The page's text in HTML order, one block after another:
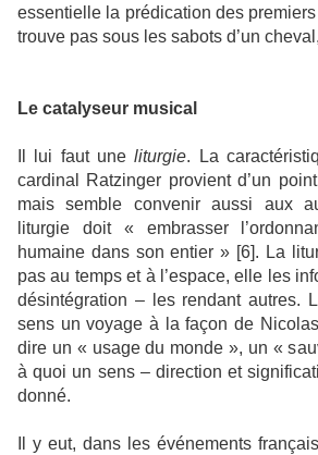
essentielle la prédication des
trouve pas sous les sabots d’un
Le catalyseur musical
Il lui faut uneliturgie. La
cardinal Ratzinger provient d’un
mais semble convenir aussi aux
liturgie doit « embrasser
humaine dans son entier » [6]. La
pas au temps et à l’espace, elle les
désintégration – les rendant autres.
sens un voyage à la façon de
dire un « usage du monde », un «
à quoi un sens – direction et
donné.
Il y eut, dans les événements